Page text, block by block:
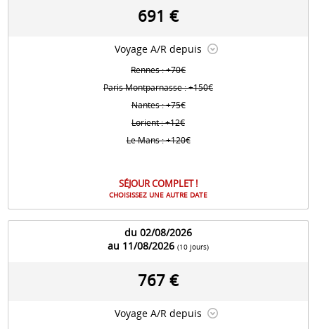
691 €
Voyage A/R depuis
Rennes : +70€
Paris Montparnasse : +150€
Nantes : +75€
Lorient : +12€
Le Mans : +120€
SÉJOUR COMPLET !
CHOISISSEZ UNE AUTRE DATE
du 02/08/2026
au 11/08/2026 (10 jours)
767 €
Voyage A/R depuis